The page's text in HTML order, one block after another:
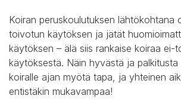
Koiran peruskoulutuksen lähtökohtana
toivotun käytöksen ja jätät
käytöksen – älä siis rankaise koiraa ei-
käytöksestä. Näin hyvästä ja
koiralle ajan myötä tapa, ja yhteinen
entistäkin mukavampaa!